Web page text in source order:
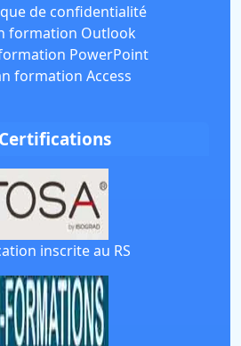
de confidentialité
formation Outlook
PowerPoint
formation Access
Certifications
inscrite au RS